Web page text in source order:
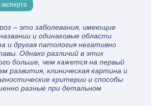
– это заболевания, имеющие
и одинаковые области
и другая патология негативно
Однако различий в этих
больше, чем кажется на первый
развития, клиническая картина и
критерии и способы
разные при детальном